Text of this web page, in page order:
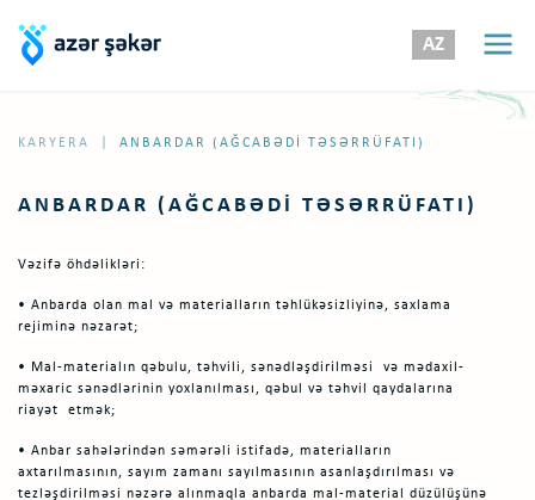
AZ
KARYERA ANBARDAR (AĞCABƏDI TƏSƏRRÜFATI)
ANBARDAR (AĞCABƏDI TƏSƏRRÜFATI)
Vəzifə öhdəlikləri:
• Anbarda olan mal və materialların təhlükəsizliyinə, saxlama
rejiminə nəzarət;
• Mal-materialın qəbulu, təhvili, sənədləşdirilməsi və mədaxil-
məxaric sənədlərinin yoxlanılması, qəbul və təhvil qaydalarına
riayət etmək;
• Anbar sahələrindən səmərəli istifadə, materialların
axtarılmasının, sayım zamanı sayılmasının asanlaşdırılması və
tezləşdirilməsi nəzərə alınmaqla anbarda mal-material düzülüşünə